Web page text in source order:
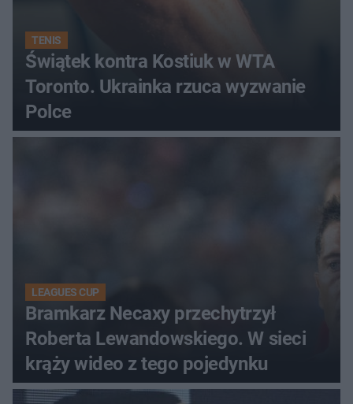
TENIS
Świątek kontra Kostiuk w WTA
Toronto. Ukrainka rzuca wyzwanie
Polce
LEAGUES CUP
Bramkarz Necaxy przechytrzył
Roberta Lewandowskiego. W sieci
krąży wideo z tego pojedynku